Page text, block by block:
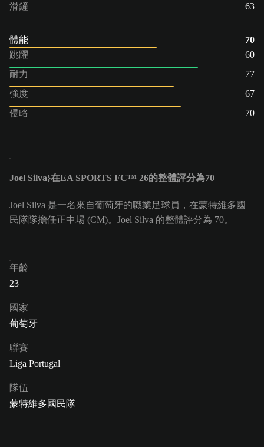
滑鏟
63
體能
70
跳躍
60
耐力
77
強度
67
侵略
70
Joel Silva}在EA SPORTS FC™ 26的整體評分為70
Joel Silva 是一名來自葡萄牙的職業足球員，在蒙特維多國
民隊隊擔任正中場 (CM)。Joel Silva 的整體評分為 70。
年齡
23
國家
葡萄牙
聯賽
Liga Portugal
隊伍
蒙特維多國民隊